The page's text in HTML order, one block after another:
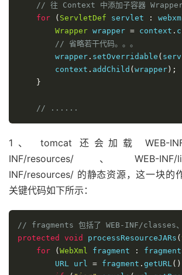
// 往 Context 中添加子容器
for
( ServletDef servlet :
Wrapper wrapper = context .
// 省略若干代码。。。
        wrapper
. setOverridable (
        context
. addChild ( wrapper );
}
// ......
1、 tomcat 还会加载 WEB-INF/
INF/resources/、WEB-INF/lib/
INF/resources/ 的静态资源，这一块的
关键代码如下所示：
// fragments 包括了 WEB-INF/
protected
void processResourceJARs (
for
( WebXml fragment :
        URL url
= fragment . getURL